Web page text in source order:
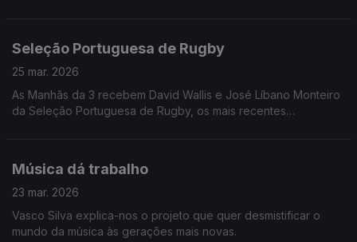
Seleção Portuguesa de Rugby
25 mar. 2026
As Manhãs da 3 recebem David Wallis e José Líbano Monteiro
da Seleção Portuguesa de Rugby, os mais recentes
Música dá trabalho
23 mar. 2026
Vasco Silva explica-nos o projeto que quer desmistificar o
mundo da música às gerações mais novas.